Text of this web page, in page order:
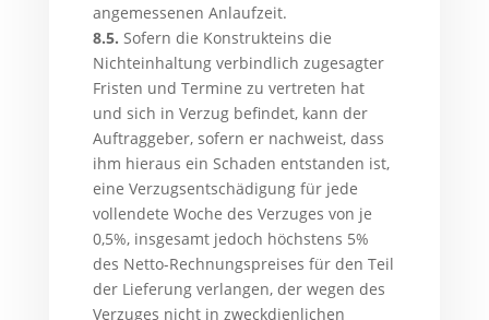
angemessenen Anlaufzeit.
8.5. Sofern die Konstrukteins die
Nichteinhaltung verbindlich zugesagter
Fristen und Termine zu vertreten hat
und sich in Verzug befindet, kann der
Auftraggeber, sofern er nachweist, dass
ihm hieraus ein Schaden entstanden ist,
eine Verzugsentschädigung für jede
vollendete Woche des Verzuges von je
0,5%, insgesamt jedoch höchstens 5%
des Netto-Rechnungspreises für den Teil
der Lieferung verlangen, der wegen des
Verzuges nicht in zweckdienlichen